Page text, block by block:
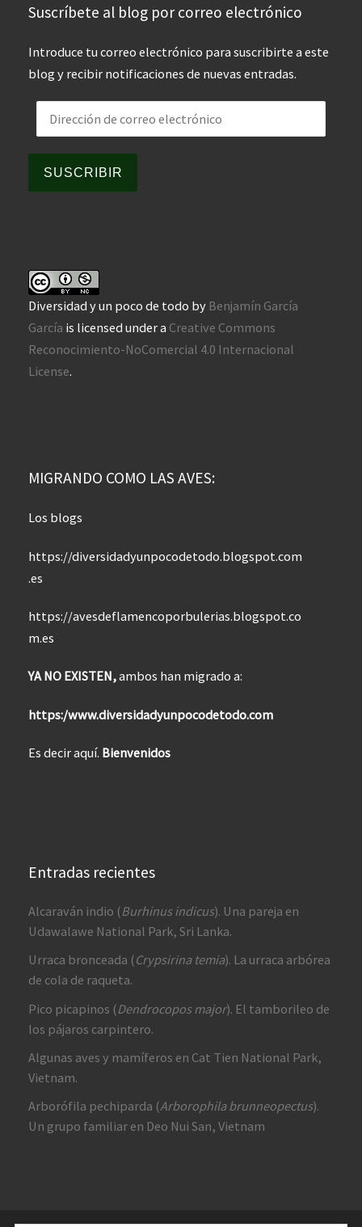
Suscríbete al blog por correo electrónico
Introduce tu correo electrónico para suscribirte a este
blog y recibir notificaciones de nuevas entradas.
Dirección de correo electrónico
SUSCRIBIR
Diversidad y un poco de todo by Benjamín García
García is licensed under a Creative Commons
Reconocimiento-NoComercial 4.0 Internacional
License.
MIGRANDO COMO LAS AVES:
Los blogs
https://diversidadyunpocodetodo.blogspot.com
.es
https://avesdeflamencoporbulerias.blogspot.co
m.es
YA NO EXISTEN,ambos han migrado a:
https:/www.diversidadyunpocodetodo.com
Es decir aquí. Bienvenidos
Entradas recientes
Alcaraván indio (Burhinus indicus). Una pareja en
Udawalawe National Park, Sri Lanka.
Urraca bronceada (Crypsirina temia). La urraca arbórea
de cola de raqueta.
Pico picapinos (Dendrocopos major). El tamborileo de
los pájaros carpintero.
Algunas aves y mamíferos en Cat Tien National Park,
Vietnam.
Arborófila pechiparda (Arborophila brunneopectus).
Un grupo familiar en Deo Nui San, Vietnam